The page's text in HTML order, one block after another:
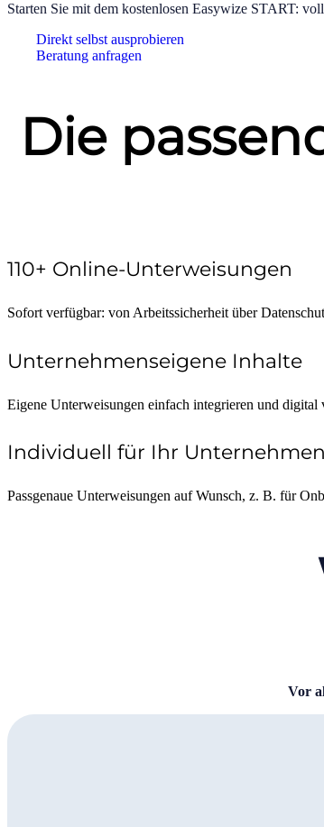
Starten Sie mit dem kostenlosen Easywize START:
Direkt selbst ausprobieren
Beratung anfragen
Die
110+ Online-Unterweisungen
Sofort verfügbar: von Arbeitssicherheit über
Unternehmenseigene Inhalte
Eigene Unterweisungen einfach integrieren und digital
Individuell für Ihr Unternehmen
Passgenaue Unterweisungen auf Wunsch, z. B. für
Vor